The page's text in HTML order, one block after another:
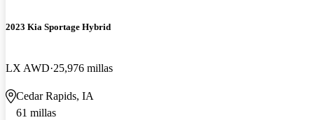
2023 Kia Sportage Hybrid
LX AWD 25,976 millas
Cedar Rapids, IA
61 millas